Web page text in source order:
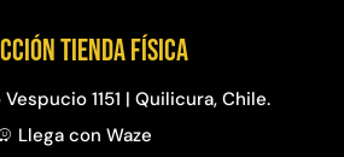
Tienda física
1151 | Quilicura, Chile.
Llega con Waze